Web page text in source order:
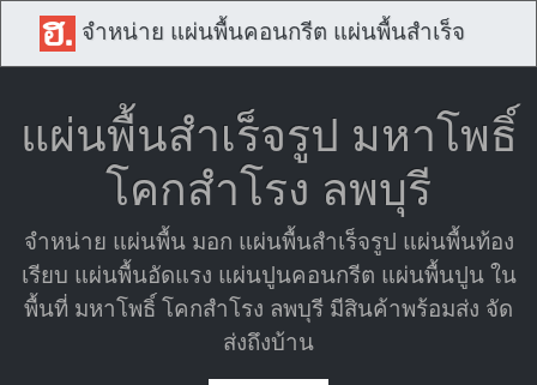
จำหน่าย แผ่นพื้นคอนกรีต แผ่นพื้นสำเร็จ
แผ่นพื้นสำเร็จรูป มหาโพธิ์
โคกสำโรง ลพบุรี
จำหน่าย แผ่นพื้น มอก แผ่นพื้นสำเร็จรูป แผ่นพื้นท้อง
เรียบ แผ่นพื้นอัดแรง แผ่นปูนคอนกรีต แผ่นพื้นปูน ใน
พื้นที่ มหาโพธิ์ โคกสำโรง ลพบุรี มีสินค้าพร้อมส่ง จัด
ส่งถึงบ้าน